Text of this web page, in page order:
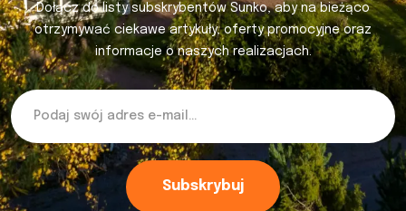
Dołącz do listy subskrybentów Sunko, aby na bieżąco
otrzymywać ciekawe artykuły, oferty promocyjne oraz
informacje o naszych realizacjach.
Subskrybuj